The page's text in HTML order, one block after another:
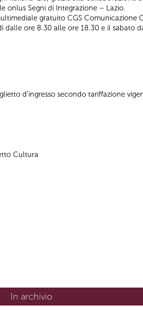
onlus Segni di Integrazione – Lazio.
gratuito CGS Comunicazione
dalle ore 8.30 alle ore 18.30 e il sabato
d'ingresso secondo tariffazione
Cultura
In archivio